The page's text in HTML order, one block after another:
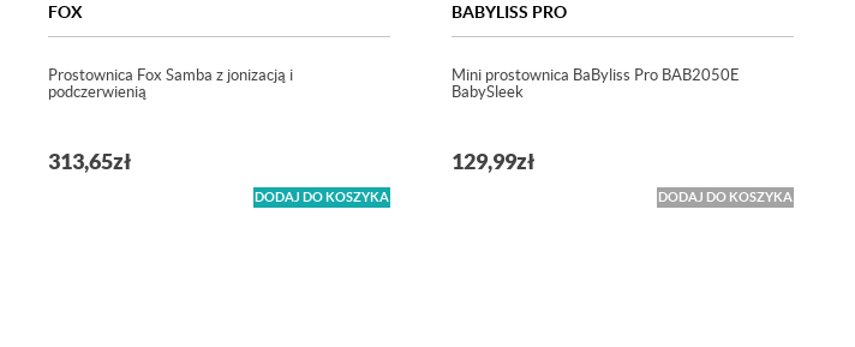
FOX
Prostownica Fox Samba z jonizacją i
podczerwienią
313,65zł
DODAJ DO KOSZYKA
BABYLISS PRO
Mini prostownica BaByliss Pro BAB2050E
BabySleek
129,99zł
DODAJ DO KOSZYKA